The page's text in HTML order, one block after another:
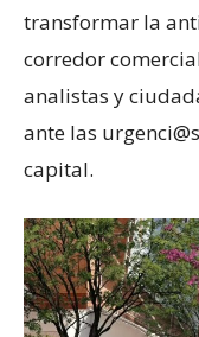
transformar la
corredor
analistas y
ante las
capital.